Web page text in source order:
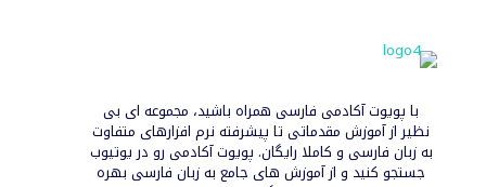
با پویوت آکادمی فارسی همراه باشید، مجموعه ای بی
نظیر از آموزش مقدماتی تا پیشرفته نرم افزارهای متفاوت
به زبان فارسی و کاملا رایگان. پویوت آکادمی رو در یوتیوب
جستجو کنید و از آموزش های جامع به زبان فارسی بهره